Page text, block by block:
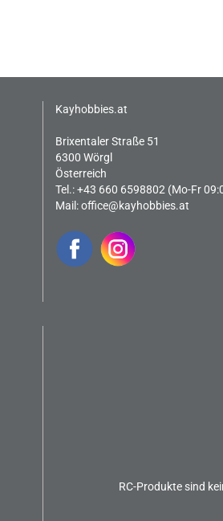
Kayhobbies.at
Brixentaler Straße 51
6300 Wörgl
Österreich
Tel.: +43 660 6598802 (Mo-Fr
Mail:office@kayhobbies.at
RC-Produkte sind